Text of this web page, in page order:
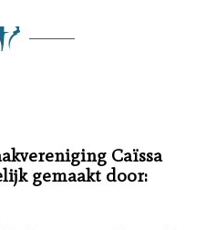
Caïssa
gemaakt door: